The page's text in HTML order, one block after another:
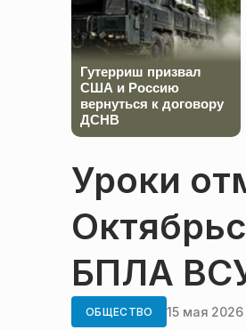
Гутерриш призвал
США и Россию
вернуться к договору
ДСНВ
Уроки
БПЛА
ОБЩЕСТВО 15 мая 2026